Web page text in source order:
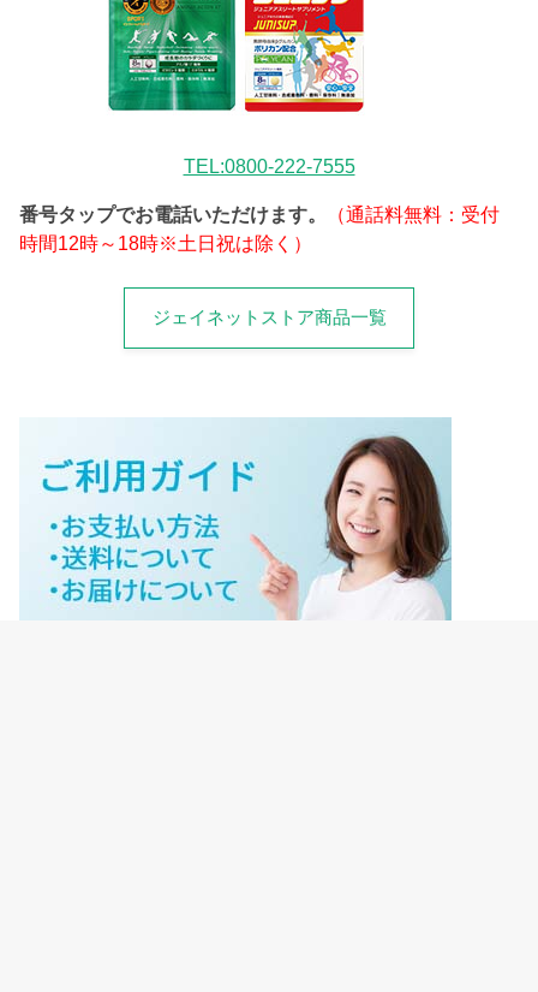
TEL:0800-222-7555
番号タップでお電話いただけます。
（通話料無料：受付
時間12時～18時※土日祝は除く）
ジェイネットストア商品一覧